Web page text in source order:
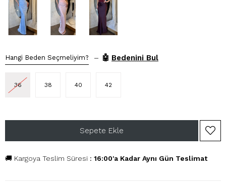
Hangi Beden Seçmeliyim? – 🤖 Bedenini Bul
36 38 40 42
🚚 Kargoya Teslim Süresi : 16:00'a Kadar Aynı Gün Teslimat